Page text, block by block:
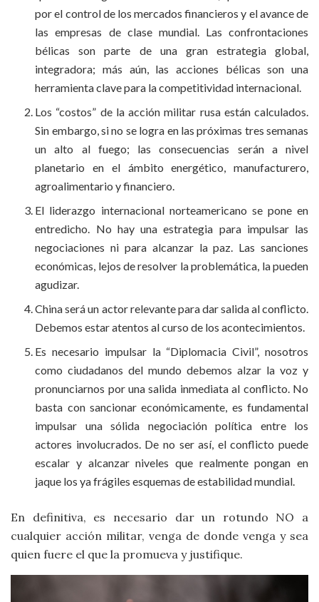
por el control de los mercados financieros y el avance de
las empresas de clase mundial. Las confrontaciones
bélicas son parte de una gran estrategia global,
integradora; más aún, las acciones bélicas son una
herramienta clave para la competitividad internacional.
Los “costos” de la acción militar rusa están calculados.
Sin embargo, si no se logra en las próximas tres semanas
un alto al fuego; las consecuencias serán a nivel
planetario en el ámbito energético, manufacturero,
agroalimentario y financiero.
El liderazgo internacional norteamericano se pone en
entredicho. No hay una estrategia para impulsar las
negociaciones ni para alcanzar la paz. Las sanciones
económicas, lejos de resolver la problemática, la pueden
agudizar.
China será un actor relevante para dar salida al conflicto.
Debemos estar atentos al curso de los acontecimientos.
Es necesario impulsar la “Diplomacia Civil”, nosotros
como ciudadanos del mundo debemos alzar la voz y
pronunciarnos por una salida inmediata al conflicto. No
basta con sancionar económicamente, es fundamental
impulsar una sólida negociación política entre los
actores involucrados. De no ser así, el conflicto puede
escalar y alcanzar niveles que realmente pongan en
jaque los ya frágiles esquemas de estabilidad mundial.
En definitiva, es necesario dar un rotundo NO a
cualquier acción militar, venga de donde venga y sea
quien fuere el que la promueva y justifique.